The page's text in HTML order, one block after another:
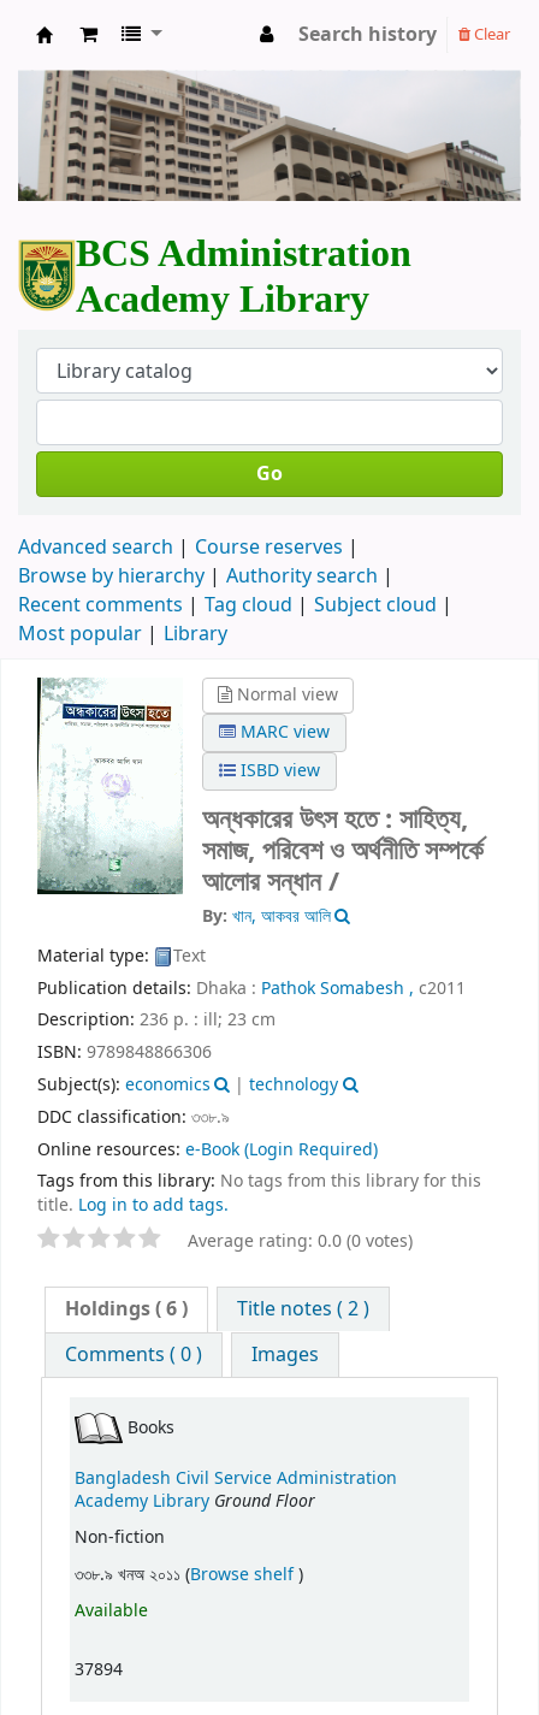
BCS Administration Academy Library
Search history Clear
BCS Administration
Academy Library
Go
Advanced search
Course reserves
Browse by hierarchy
Authority search
Recent comments
Tag cloud
Subject cloud
Most popular
Library
Normal view
MARC view
ISBD view
অন্ধকারের উৎস হতে : সাহিত্য,
সমাজ, পরিবেশ ও অর্থনীতি সম্পর্কে
আলোর সন্ধান /
By: খান, আকবর আলি
Material type:
Text
Publication details: Dhaka : Pathok Somabesh , c2011
Description: 236 p. : ill; 23 cm
ISBN: 9789848866306
Subject(s): economics |technology
DDC classification: ৩৩৮.৯
Online resources: e-Book(Login Required)
Tags from this library: No tags from this library for this
title. Log in to add tags.
Average rating: 0.0 (0 votes)
Holdings( 6 )
Title notes ( 2 )
Comments ( 0 )
Images
Books
Bangladesh Civil Service Administration
Academy Library Ground Floor
Non-fiction
৩৩৮.৯ খনঅ ২০১১ (Browse shelf(Opens below)
)
Available
37894